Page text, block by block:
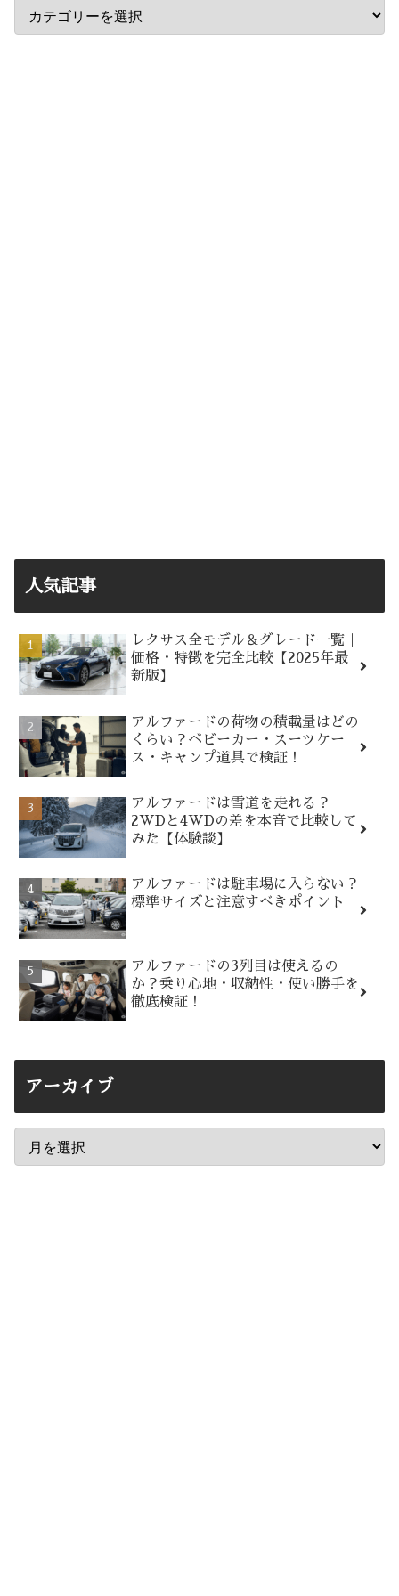
人気記事
レクサス全モデル＆グレード一覧｜
価格・特徴を完全比較【2025年最
新版】
アルファードの荷物の積載量はどの
くらい？ベビーカー・スーツケー
ス・キャンプ道具で検証！
アルファードは雪道を走れる？
2WDと4WDの差を本音で比較して
みた【体験談】
アルファードは駐車場に入らない？
標準サイズと注意すべきポイント
アルファードの3列目は使えるの
か？乗り心地・収納性・使い勝手を
徹底検証！
アーカイブ